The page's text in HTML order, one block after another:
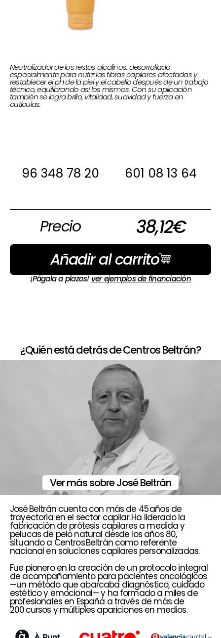
Neutralizador de los restos alcalinos, desarrollado
especialmente para nutrir las fibras capilares afectadas y
restablecer el pH de la piel y el cabello después de un trabajo
técnico, equilibrando así los mismos. Con su aplicación
también se logra brillo, vitalidad, suavidad y fuerza en
cutículas.
96 348 78 20 601 08 13 64
Precio 38,12€
Añadir al carrito
¡Págala a plazos! ver ejemplos de financiación
¿Quién está detrás de Centros Beltrán?
Ver más sobre José Beltrán
José Beltrán cuenta con más de 45 años de
trayectoria en el sector capilar. Ha liderado la
fabricación de prótesis capilares a medida y
pelucas de pelo natural desde los años 80,
situando a Centros Beltrán como referente
nacional en soluciones capilares personalizadas.
Fue pionero en la creación de un protocolo integral
de acompañamiento para pacientes oncológicos
—un método que abarcaba diagnóstico, cuidado
estético y emocional— y ha formado a miles de
profesionales en España a través de más de
200 cursos y múltiples apariciones en medios.